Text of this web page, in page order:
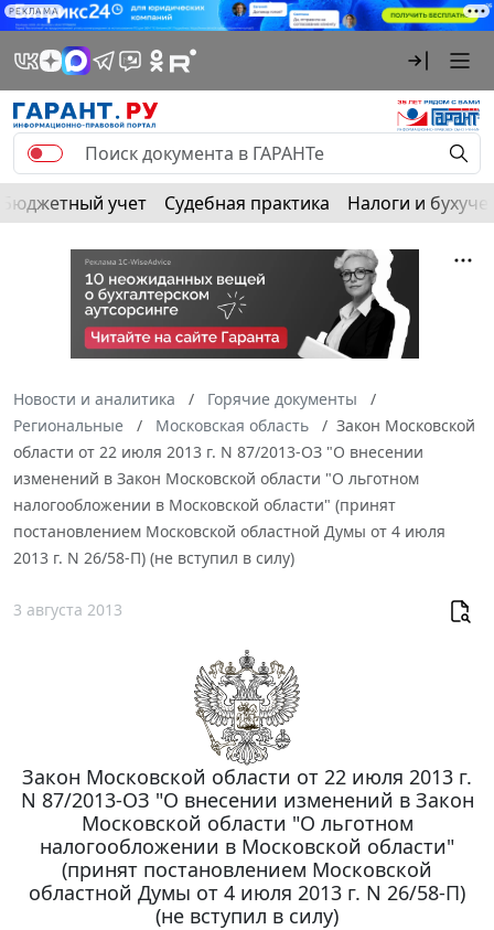
РЕКЛАМА
Бюджетный учет Судебная практика Налоги и
Новости и аналитика
Горячие документы
Региональные
Московская область
Закон Московской
области от 22 июля 2013 г. N 87/2013-ОЗ "О внесении
изменений в Закон Московской области "О льготном
налогообложении в Московской области" (принят
постановлением Московской областной Думы от 4 июля
2013 г. N 26/58-П) (не вступил в силу)
3 августа 2013
Закон Московской области от 22 июля 2013 г.
N 87/2013-ОЗ "О внесении изменений в Закон
Московской области "О льготном
налогообложении в Московской области"
(принят постановлением Московской
областной Думы от 4 июля 2013 г. N 26/58-П)
(не вступил в силу)